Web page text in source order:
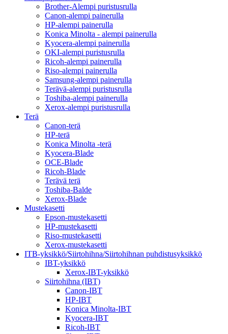
Brother-Alempi puristusrulla
Canon-alempi painerulla
HP-alempi painerulla
Konica Minolta - alempi painerulla
Kyocera-alempi painerulla
OKI-alempi puristusrulla
Ricoh-alempi painerulla
Riso-alempi painerulla
Samsung-alempi painerulla
Terävä-alempi puristusrulla
Toshiba-alempi painerulla
Xerox-alempi puristusrulla
Terä
Canon-terä
HP-terä
Konica Minolta -terä
Kyocera-Blade
OCE-Blade
Ricoh-Blade
Terävä terä
Toshiba-Balde
Xerox-Blade
Mustekasetti
Epson-mustekasetti
HP-mustekasetti
Riso-mustekasetti
Xerox-mustekasetti
ITB-yksikkö/Siirtohihna/Siirtohihnan puhdistusyksikkö
IBT-yksikkö
Xerox-IBT-yksikkö
Siirtohihna (IBT)
Canon-IBT
HP-IBT
Konica Minolta-IBT
Kyocera-IBT
Ricoh-IBT